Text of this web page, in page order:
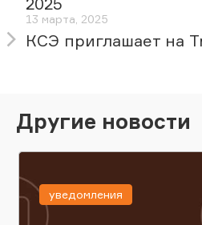
13 марта, 2025
КСЭ приглашает на
Другие новости
уведомления